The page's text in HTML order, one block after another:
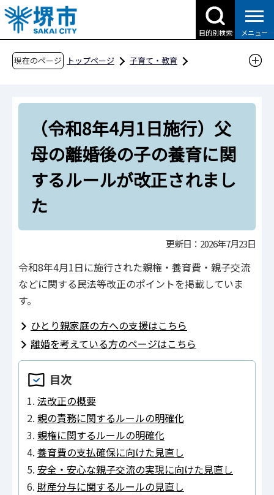
こ
の
ペ
目的別検索 メニュー
現在のページ トップページ
子育て・教育
ひとり親家庭の方
（令和8年4月1日施行）父母の離婚後の子の養
育に関するルールが改正されました
（令和8年4月1日施行）父
母の離婚後の子の養育に関
するルールが改正されまし
た
更新日：2026年7月23日
令和8年4月1日に施行された親権・養育費・親子交流
などに関する民法等改正のポイントを掲載していま
す。
ひとり親家庭の方への支援はこちら
離婚を考えている方のページはこちら
目次
法改正の概要
親の責務に関するルールの明確化
親権に関するルールの明確化
養育費の支払確保に向けた見直し
安全・安心な親子交流の実現に向けた見直し
財産分与に関するルールの見直し